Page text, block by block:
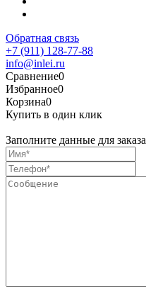
Обратная связь
+7 (911) 128-77-88
info@inlei.ru
Сравнение0
Избранное0
Корзина0
Купить в один клик
Заполните данные для заказа